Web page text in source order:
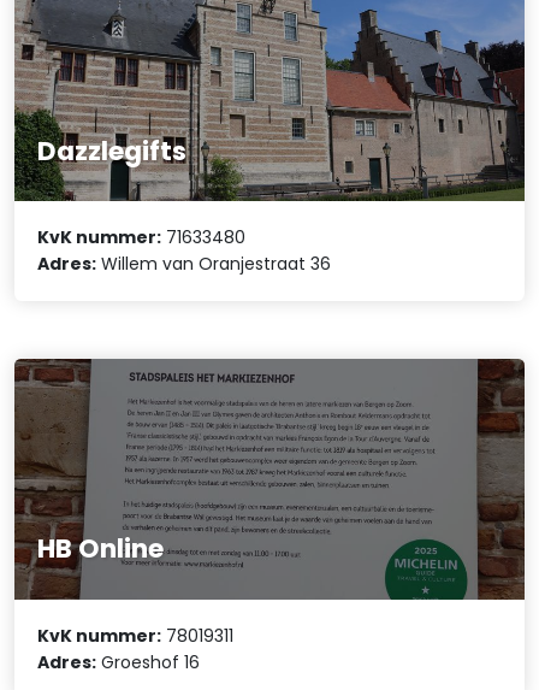
Dazzlegifts
KvK nummer: 71633480
Adres: Willem van Oranjestraat 36
HB Online
KvK nummer: 78019311
Adres: Groeshof 16